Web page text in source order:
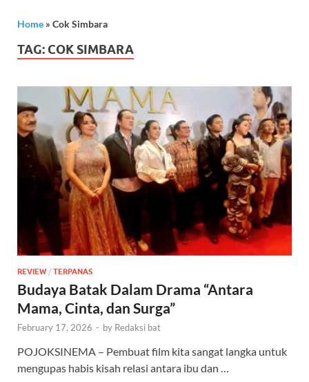
Home » Cok Simbara
TAG: COK SIMBARA
REVIEW / TERPANAS
Budaya Batak Dalam Drama “Antara
Mama, Cinta, dan Surga”
February 17, 2026 - by Redaksi bat
POJOKSINEMA – Pembuat film kita sangat langka untuk
mengupas habis kisah relasi antara ibu dan …